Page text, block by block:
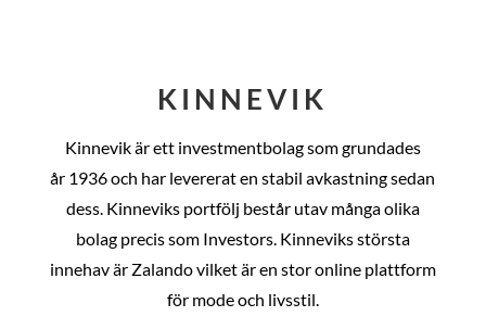
KINNEVIK
Kinnevik är ett investmentbolag som grundades
år 1936 och har levererat en stabil avkastning sedan
dess. Kinneviks portfölj består utav många olika
bolag precis som Investors. Kinneviks största
innehav är Zalando vilket är en stor online plattform
för mode och livsstil.